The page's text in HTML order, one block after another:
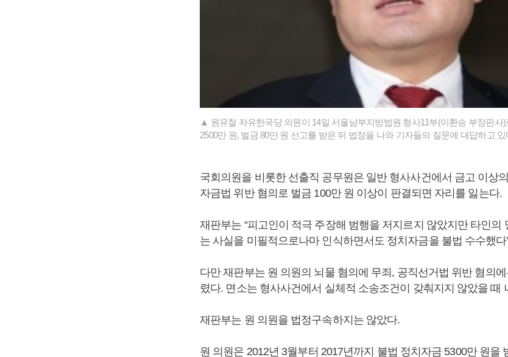
▲ 원유철 자유한국당 의원이 14일 서울남부지방법원 형사11부(이환승 부장판사
2500만 원, 벌금 80만 원 선고를 받은 뒤 법정을 나와 기자들의 질문에 대답하고
국회의원을 비롯한 선출직 공무원은 일반 형사사건에서 금고 이상
자금법 위반 혐의로 벌금 100만 원 이상이 판결되면 자리를 잃는다.
재판부는 “피고인이 적극 주장해 범행을 저지르지 않았지만 타인의
는 사실을 미필적으로나마 인식하면서도 정치자금을 불법 수수했다
다만 재판부는 원 의원의 뇌물 혐의에 무죄, 공직선거법 위반 혐의
렸다. 면소는 형사사건에서 실체적 소송조건이 갖춰지지 않았을 때
재판부는 원 의원을 법정구속하지는 않았다.
원 의원은 2012년 3월부터 2017년까지 불법 정치자금 5300만 원을